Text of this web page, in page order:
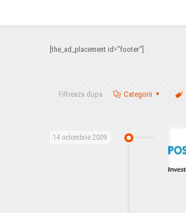
[the_ad_placement id="footer"]
Filtreaza dupa Categorii
14 octombrie 2009